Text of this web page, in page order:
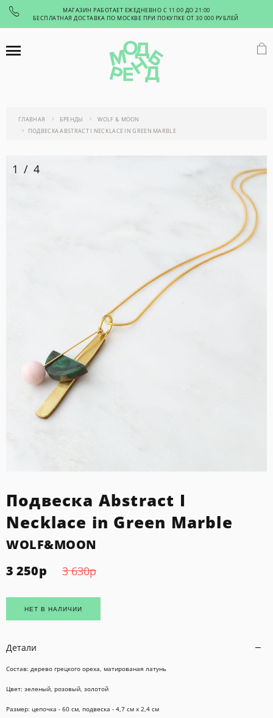
МАГАЗИН РАБОТАЕТ ЕЖЕДНЕВНО С 11:00 ДО 21:00
БЕСПЛАТНАЯ ДОСТАВКА ПО МОСКВЕ ПРИ ПОКУПКЕ ОТ 30 000 РУБЛЕЙ
ГЛАВНАЯ БРЕНДЫ
WOLF & MOON
ПОДВЕСКА ABSTRACT I NECKLACE IN GREEN MARBLE
1 / 4
Подвеска Abstract I
Necklace in Green Marble
WOLF&MOON
3 250р 3 630р
НЕТ В НАЛИЧИИ
Детали
Состав: дерево грецкого ореха, матированая латунь
Цвет: зеленый, розовый, золотой
Размер: цепочка - 60 см, подвеска - 4,7 см х 2,4 см